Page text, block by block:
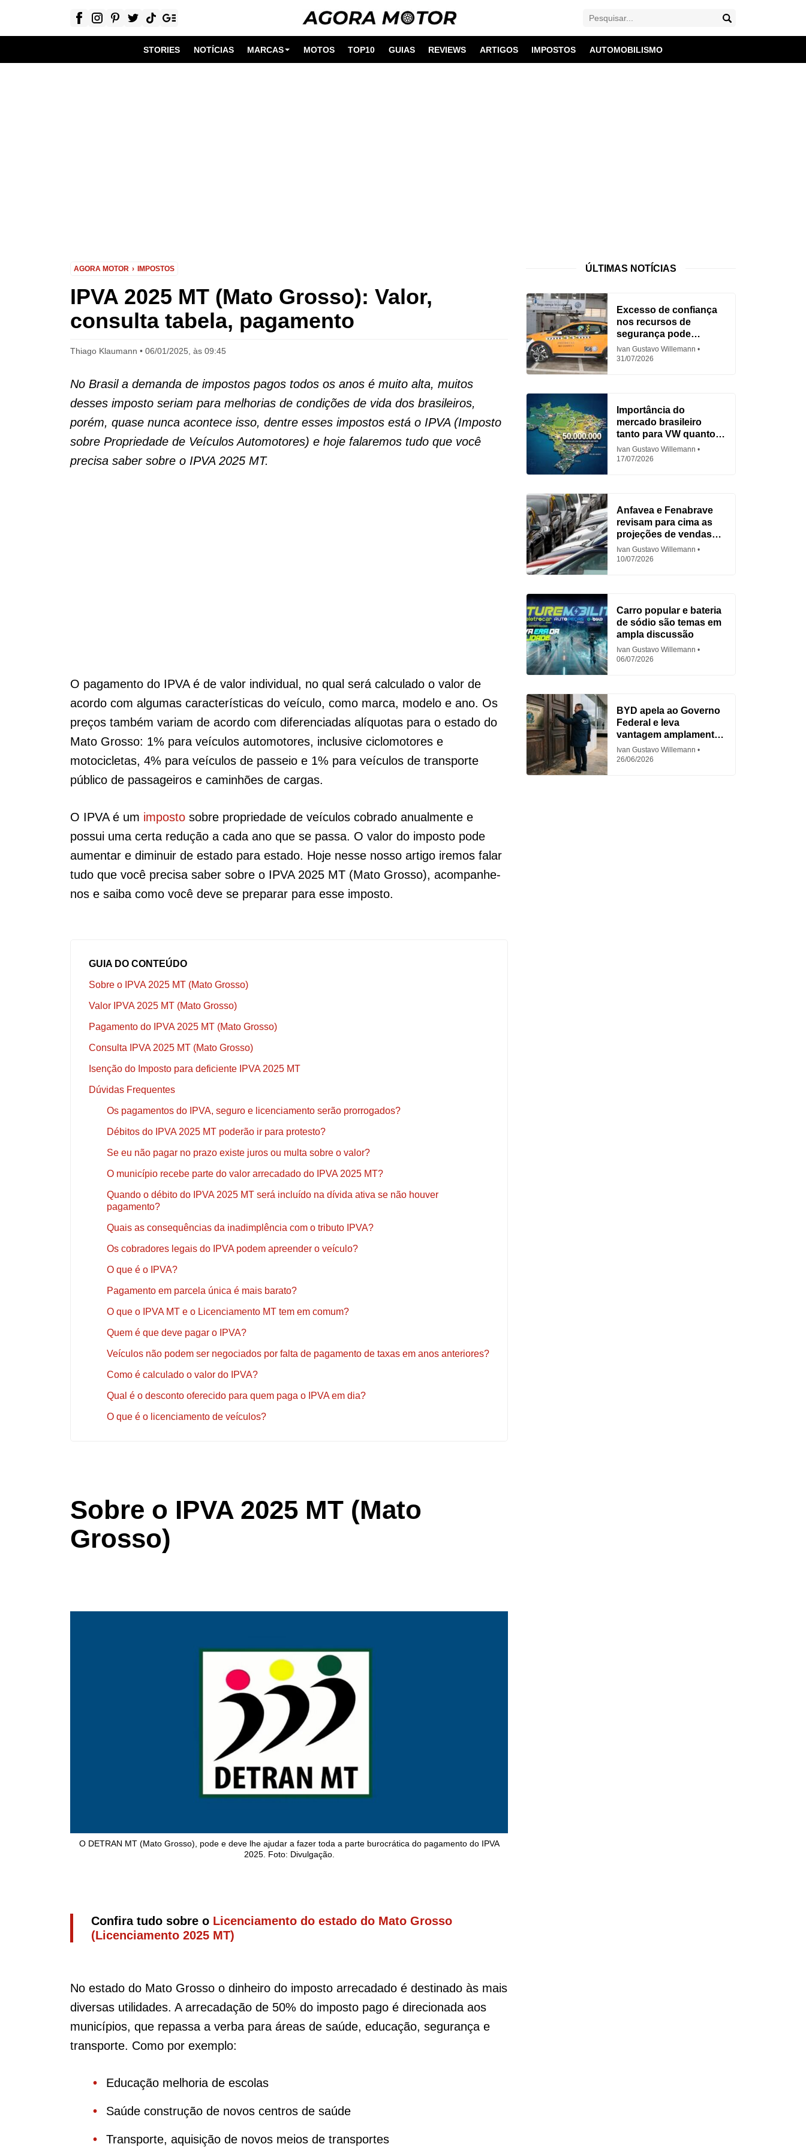
STORIES NOTÍCIAS MARCAS MOTOS TOP10 GUIAS REVIEWS ARTIGOS IMPOSTOS AUTOMOBILISMO
AGORA MOTOR IMPOSTOS
IPVA 2025 MT (Mato Grosso): Valor,
consulta tabela, pagamento
Thiago Klaumann 06/01/2025, às 09:45
No Brasil a demanda de impostos pagos todos os anos é muito alta, muitos
desses imposto seriam para melhorias de condições de vida dos brasileiros,
porém, quase nunca acontece isso, dentre esses impostos está o IPVA (Imposto
sobre Propriedade de Veículos Automotores) e hoje falaremos tudo que você
precisa saber sobre o IPVA 2025 MT.
O pagamento do IPVA é de valor individual, no qual será calculado o valor de
acordo com algumas características do veículo, como marca, modelo e ano. Os
preços também variam de acordo com diferenciadas alíquotas para o estado do
Mato Grosso: 1% para veículos automotores, inclusive ciclomotores e
motocicletas, 4% para veículos de passeio e 1% para veículos de transporte
público de passageiros e caminhões de cargas.
O IPVA é um imposto sobre propriedade de veículos cobrado anualmente e
possui uma certa redução a cada ano que se passa. O valor do imposto pode
aumentar e diminuir de estado para estado. Hoje nesse nosso artigo iremos falar
tudo que você precisa saber sobre o IPVA 2025 MT (Mato Grosso), acompanhe-
nos e saiba como você deve se preparar para esse imposto.
GUIA DO CONTEÚDO
Sobre o IPVA 2025 MT (Mato Grosso)
Valor IPVA 2025 MT (Mato Grosso)
Pagamento do IPVA 2025 MT (Mato Grosso)
Consulta IPVA 2025 MT (Mato Grosso)
Isenção do Imposto para deficiente IPVA 2025 MT
Dúvidas Frequentes
Os pagamentos do IPVA, seguro e licenciamento serão prorrogados?
Débitos do IPVA 2025 MT poderão ir para protesto?
Se eu não pagar no prazo existe juros ou multa sobre o valor?
O município recebe parte do valor arrecadado do IPVA 2025 MT?
Quando o débito do IPVA 2025 MT será incluído na dívida ativa se não houver
pagamento?
Quais as consequências da inadimplência com o tributo IPVA?
Os cobradores legais do IPVA podem apreender o veículo?
O que é o IPVA?
Pagamento em parcela única é mais barato?
O que o IPVA MT e o Licenciamento MT tem em comum?
Quem é que deve pagar o IPVA?
Veículos não podem ser negociados por falta de pagamento de taxas em anos anteriores?
Como é calculado o valor do IPVA?
Qual é o desconto oferecido para quem paga o IPVA em dia?
O que é o licenciamento de veículos?
Sobre o IPVA 2025 MT (Mato
Grosso)
O DETRAN MT (Mato Grosso), pode e deve lhe ajudar a fazer toda a parte burocrática do pagamento do IPVA
2025. Foto: Divulgação.
Confira tudo sobre o Licenciamento do estado do Mato Grosso
(Licenciamento 2025 MT)
No estado do Mato Grosso o dinheiro do imposto arrecadado é destinado às mais
diversas utilidades. A arrecadação de 50% do imposto pago é direcionada aos
municípios, que repassa a verba para áreas de saúde, educação, segurança e
transporte. Como por exemplo:
Educação melhoria de escolas
Saúde construção de novos centros de saúde
Transporte, aquisição de novos meios de transportes
ÚLTIMAS NOTÍCIAS
Excesso de confiança
nos recursos de
segurança pode
aumentar acidentes
Ivan Gustavo Willemann
31/07/2026
Importância do
mercado brasileiro
tanto para VW quanto
para Fiat
Ivan Gustavo Willemann
17/07/2026
Anfavea e Fenabrave
revisam para cima as
projeções de vendas
em 2026
Ivan Gustavo Willemann
10/07/2026
Carro popular e bateria
de sódio são temas em
ampla discussão
Ivan Gustavo Willemann
06/07/2026
BYD apela ao Governo
Federal e leva
vantagem amplamente
criticada
Ivan Gustavo Willemann
26/06/2026